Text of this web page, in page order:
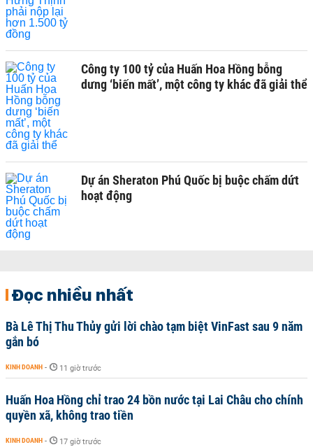
Công ty 100 tỷ của Huấn Hoa Hồng bỗng
dưng ‘biến mất’, một công ty khác đã giải thể
Dự án Sheraton Phú Quốc bị buộc chấm dứt
hoạt động
Đọc nhiều nhất
Bà Lê Thị Thu Thủy gửi lời chào tạm biệt VinFast sau 9 năm
gắn bó
KINH DOANH - 11 giờ trước
Huấn Hoa Hồng chỉ trao 24 bồn nước tại Lai Châu cho chính
quyền xã, không trao tiền
KINH DOANH - 17 giờ trước